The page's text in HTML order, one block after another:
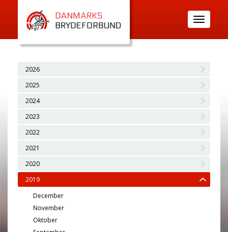
Toggle
navigation
2026
2025
2024
2023
2022
2021
2020
2019
December
November
Oktober